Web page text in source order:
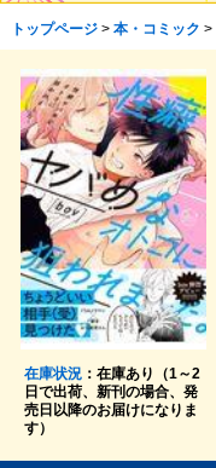
トップページ> 本・コミック >
在庫状況：在庫あり（1～2
日で出荷、新刊の場合、発
売日以降のお届けになりま
す）